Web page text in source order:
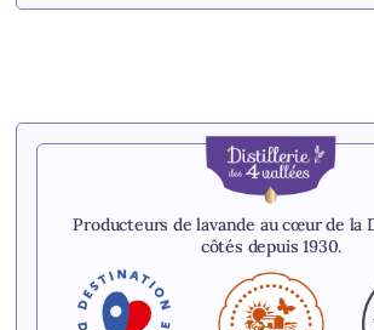
Producteurs de lavande au cœur de la
côtés depuis 1930.